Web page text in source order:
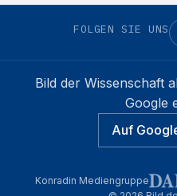
FOLGEN SIE UNS
Bild der Wissenschaft
Google
Auf
Konradin Mediengruppe